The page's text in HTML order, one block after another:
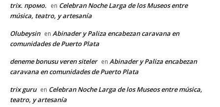
trix. промо. en Celebran Noche Larga de los Museos entre
música, teatro, y artesanía
Olubeysin en Abinader y Paliza encabezan caravana en
comunidades de Puerto Plata
deneme bonusu veren siteler en Abinader y Paliza encabezan
caravana en comunidades de Puerto Plata
trix guru en Celebran Noche Larga de los Museos entre música,
teatro, y artesanía